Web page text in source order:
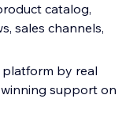
catalog,
sales channels,
platform by real
support on